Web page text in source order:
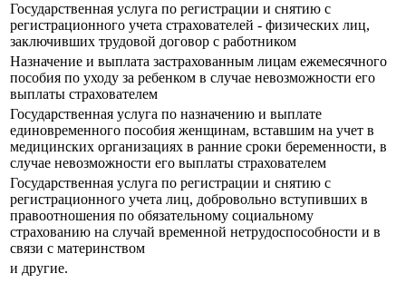
Государственная услуга по регистрации и снятию с
регистрационного учета страхователей - физических лиц,
заключивших трудовой договор с работником
Назначение и выплата застрахованным лицам ежемесячного
пособия по уходу за ребенком в случае невозможности его
выплаты страхователем
Государственная услуга по назначению и выплате
единовременного пособия женщинам, вставшим на учет в
медицинских организациях в ранние сроки беременности, в
случае невозможности его выплаты страхователем
Государственная услуга по регистрации и снятию с
регистрационного учета лиц, добровольно вступивших в
правоотношения по обязательному социальному
страхованию на случай временной нетрудоспособности и в
связи с материнством
и другие.